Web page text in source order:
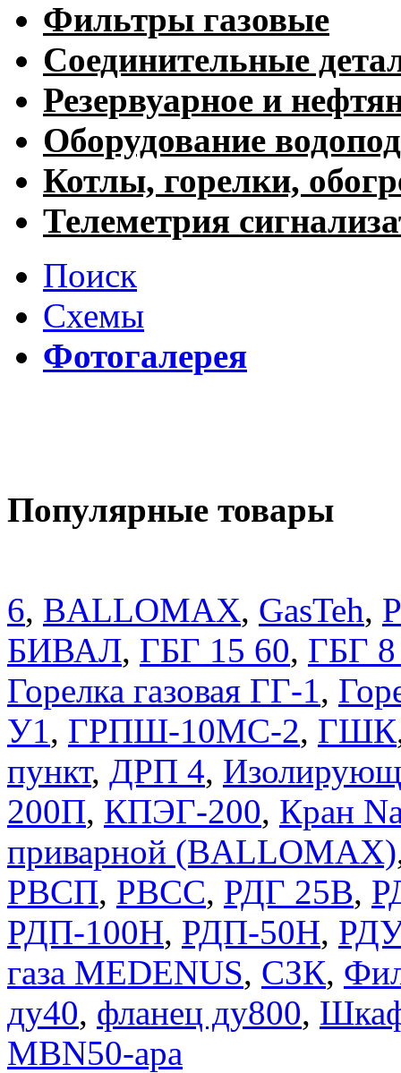
Фильтры газовые
Соединительные
Резервуарное и
Оборудование
Котлы, горелки,
Телеметрия
Поиск
Схемы
Фотогалерея
Популярные товары
6, BALLOMAX, GasTeh,
БИВАЛ, ГБГ 15 60, ГБГ
Горелка газовая ГГ-1,
У1, ГРПШ-10МС-2, ГШК
пункт, ДРП 4,
200П, КПЭГ-200, Кран
приварной (BALLOMAX)
РВСП, РВСС, РДГ 25В,
РДП-100Н, РДП-50Н,
газа MEDENUS, СЗК,
ду40, фланец ду800,
MBN50-apa